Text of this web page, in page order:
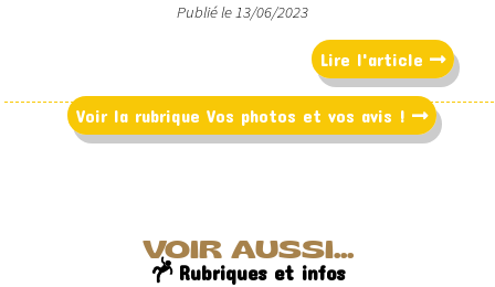
Publié le 13/06/2023
Lire l'article
Voir la rubrique Vos photos et vos avis !
VOIR AUSSI...
Rubriques et infos